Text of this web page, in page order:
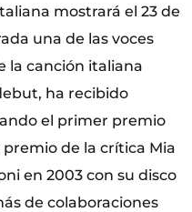
mostrará el 23 de
una de las voces
la canción italiana
ha recibido
el primer premio
de la crítica Mia
en 2003 con su disco
de colaboraciones